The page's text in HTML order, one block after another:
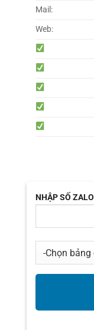
Mail:
Web:
NHẬP SỐ ZALO